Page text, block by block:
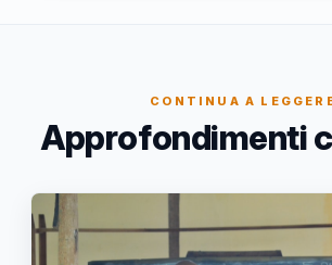
CONTINUA A
Approfondimenti